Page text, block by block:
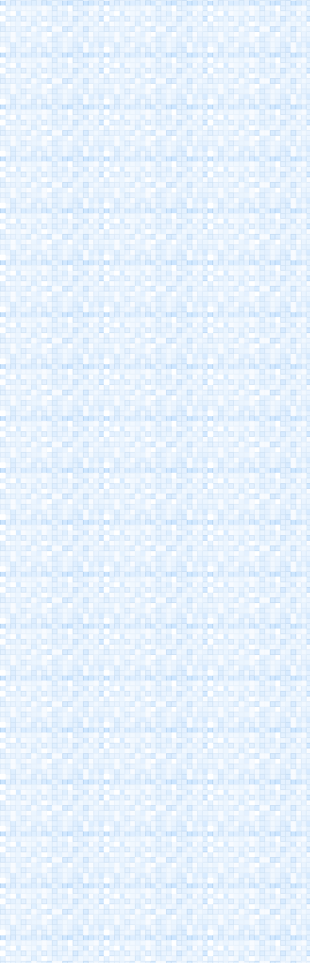
Casa Marino Moretti -
Cesenatico
Atlantica Cesenatico
EuroCamp Cesenatico
Museo Marco Pantani
Cesenatico